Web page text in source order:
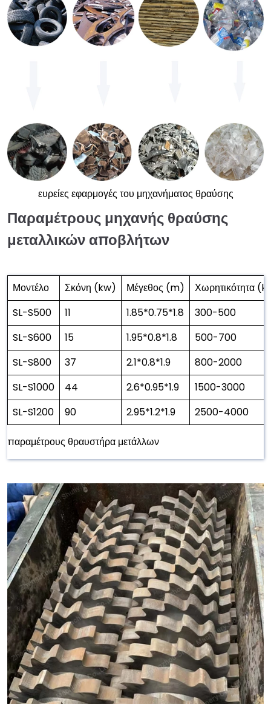
ευρείες εφαρμογές του μηχανήματος θραύσης
Παραμέτρους μηχανής θραύσης
μεταλλικών αποβλήτων
Μοντέλο Σκόνη (kw) Μέγεθος (m)
Χωρητικότητα
SL-S500
11 1.85*0.75*1.8
300-500
SL-S600
15 1.95*0.8*1.8
500-700
SL-S800
37 2.1*0.8*1.9
800-2000
SL-S1000
44 2.6*0.95*1.9
1500-3000
SL-S1200
90 2.95*1.2*1.9 2500-4000
παραμέτρους θραυστήρα μετάλλων